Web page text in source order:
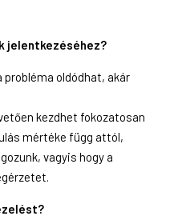
jelentkezéséhez?
oldódhat, akár
kezdhet fokozatosan
mértéke függ attól,
vagyis hogy a